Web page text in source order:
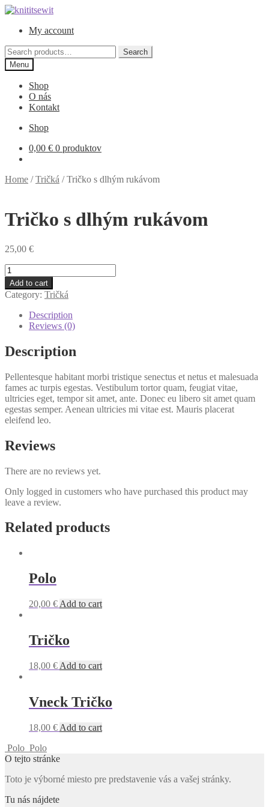
Preskočiť
navigáciu
Preskočiť
obsah
My account
Search
for:
Search
Menu
Shop
O nás
Kontakt
Shop
0,00 € 0 produktov
Home /Tričká /Tričko s dlhým rukávom
Tričko s dlhým rukávom
25,00 €
Tričko
s
dlhým
rukávom
quantity
Add to cart
Category: Tričká
Description
Reviews (0)
Description
Pellentesque habitant morbi tristique senectus et netus et malesuada
fames ac turpis egestas. Vestibulum tortor quam, feugiat vitae,
ultricies eget, tempor sit amet, ante. Donec eu libero sit amet quam
egestas semper. Aenean ultricies mi vitae est. Mauris placerat
eleifend leo.
Reviews
There are no reviews yet.
Only logged in customers who have purchased this product may
leave a review.
Related products
Polo
20,00 € Add to cart
Tričko
18,00 € Add to cart
Vneck Tričko
18,00 € Add to cart
Polo Polo
O tejto stránke
Toto je výborné miesto pre predstavenie vás a vašej stránky.
Tu nás nájdete